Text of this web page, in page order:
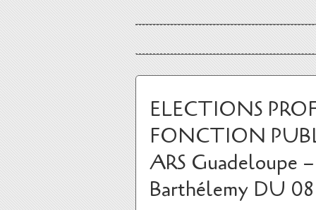
ELECTIONS
FONCTION
ARS Guadeloupe
Barthélemy DU 08